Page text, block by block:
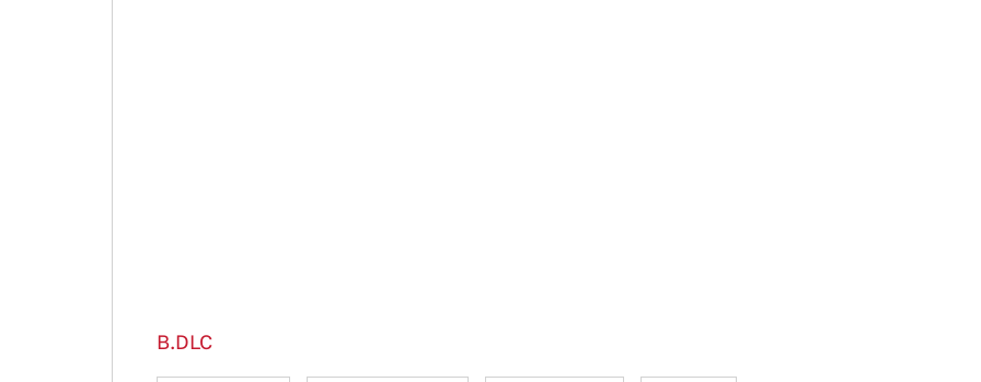
B.DLC